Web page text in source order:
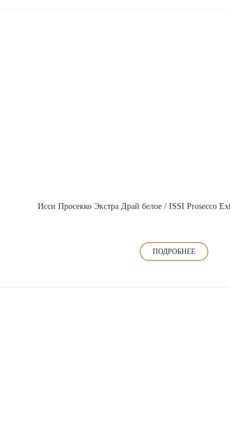
Исси Просекко Экстра Драй белое / ISSI Prosecco
ПОДРОБНЕЕ